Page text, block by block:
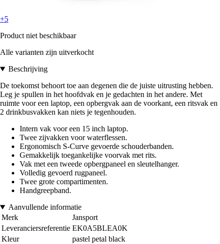
+5
Product niet beschikbaar
Alle varianten zijn uitverkocht
Beschrijving
De toekomst behoort toe aan degenen die de juiste uitrusting hebben.
Leg je spullen in het hoofdvak en je gedachten in het andere. Met
ruimte voor een laptop, een opbergvak aan de voorkant, een ritsvak en
2 drinkbusvakken kan niets je tegenhouden.
Intern vak voor een 15 inch laptop.
Twee zijvakken voor waterflessen.
Ergonomisch S-Curve gevoerde schouderbanden.
Gemakkelijk toegankelijke voorvak met rits.
Vak met een tweede opbergpaneel en sleutelhanger.
Volledig gevoerd rugpaneel.
Twee grote compartimenten.
Handgreepband.
Aanvullende informatie
Merk
Jansport
Leveranciersreferentie EK0A5BLEA0K
Kleur
pastel petal black